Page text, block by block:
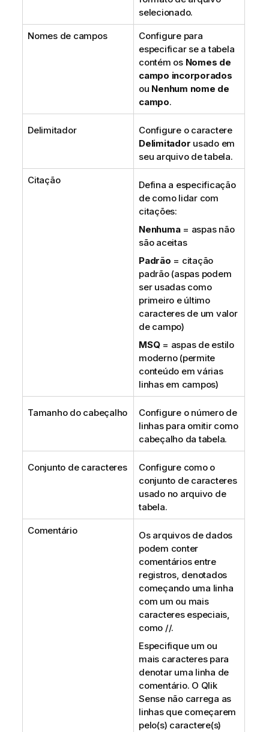
selecionado.
Nomes de campos
Configure para
especificar se a tabela
contém os Nomes de
campo incorporados
ou Nenhum nome de
campo.
Delimitador
Configure o caractere
Delimitador usado em
seu arquivo de tabela.
Citação
Defina a especificação
de como lidar com
citações:
Nenhuma= aspas não
são aceitas
Padrão = citação
padrão (aspas podem
ser usadas como
primeiro e último
caracteres de um valor
de campo)
MSQ= aspas de estilo
moderno (permite
conteúdo em várias
linhas em campos)
Tamanho do cabeçalho
Configure o número de
linhas para omitir como
cabeçalho da tabela.
Conjunto de caracteres
Configure como o
conjunto de caracteres
usado no arquivo de
tabela.
Comentário
Os arquivos de dados
podem conter
comentários entre
registros, denotados
começando uma linha
com um ou mais
caracteres especiais,
como //.
Especifique um ou
mais caracteres para
denotar uma linha de
comentário. O Qlik
Sensenão carrega as
linhas que começarem
pelo(s) caractere(s)